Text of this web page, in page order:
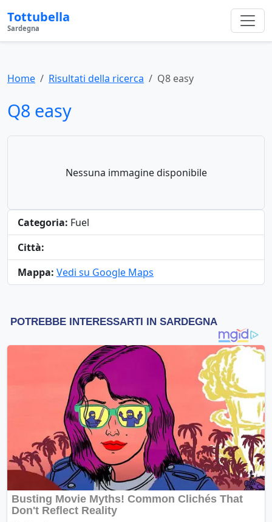
Tottubella
Sardegna
Home Risultati della ricerca Q8 easy
Q8 easy
Nessuna immagine disponibile
Categoria: Fuel
Città:
Mappa: Vedi su Google Maps